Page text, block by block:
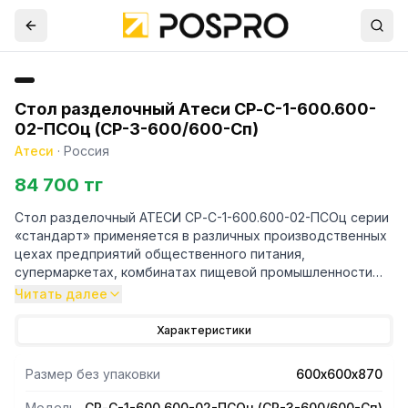
Стол разделочный Атеси СР-С-1-600.600-
02-ПСОц (СР-3-600/600-Сп)
Атеси · Россия
84 700 тг
Стол разделочный АТЕСИ СР-С-1-600.600-02-ПСОц серии
«стандарт» применяется в различных производственных
цехах предприятий общественного питания,
супермаркетах, комбинатах пищевой промышленности
для разделывания и обработки пищевых продуктов, а
кухонного оборудования.
древесно-стружечной плиты, что увеличивает прочность
и исключает прогиб столешницы. Углы столешницы
Читать далее
Характеристики
Размер без упаковки 600х600х870